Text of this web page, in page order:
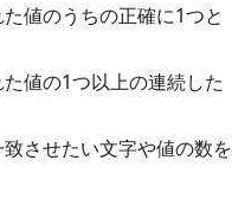
値のうちの正確に1つと
値の1つ以上の連続した
させたい文字や値の数を